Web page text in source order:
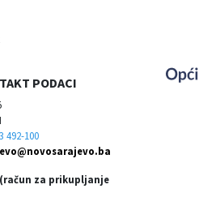
PODACI
492-100
za prikupljanje